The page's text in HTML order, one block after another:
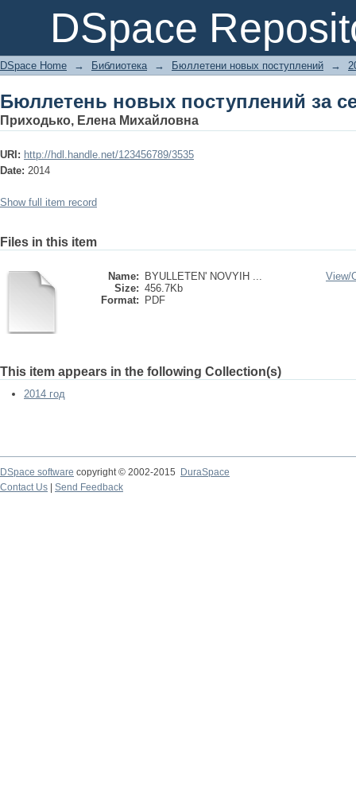
DSpace
Бюллетень новых поступлений за
DSpace Home → Библиотека → Бюллетени новых поступлений →
Бюллетень новых поступлений за
Приходько, Елена Михайловна
URI: http://hdl.handle.net/123456789/3535
Date: 2014
Show full item record
Files in this item
Name:
BYULLETEN' NOVYIH ...
Size: 456.7Kb
Format:
PDF
View/
This item appears in the following Collection(s)
2014 год
DSpace software copyright © 2002-2015
DuraSpace
Contact Us
Send Feedback